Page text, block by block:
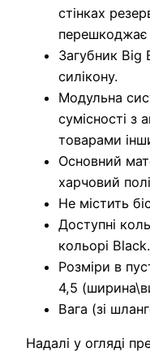
стінках
перешкоджає
Загубник Big
силікону.
Модульна
сумісності з
товарами
Основний
харчовий
Не містить
Доступні
кольорі Black.
Розміри в
4,5
Вага (зі
Надалі у огляді